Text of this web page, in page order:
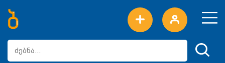
ახალი სიტყვები
ტოპ სიტყვები
დღის ტოპ სიტყვები